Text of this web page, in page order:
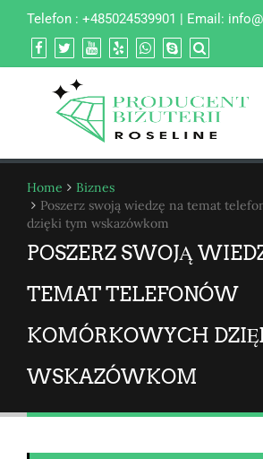
Telefon : +485024539901 | Email:
Home
Biznes
Poszerz swoją wiedzę na temat
dzięki tym wskazówkom
POSZERZ SWOJĄ
TEMAT TELEFONÓW
KOMÓRKOWYCH
WSKAZÓWKOM